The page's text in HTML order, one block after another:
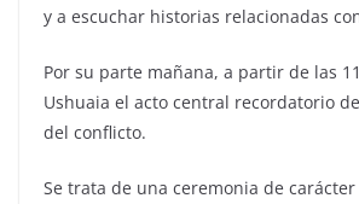
y a escuchar historias relacionadas
Por su parte mañana, a partir de las
Ushuaia el acto central recordatorio
del conflicto.
Se trata de una ceremonia de